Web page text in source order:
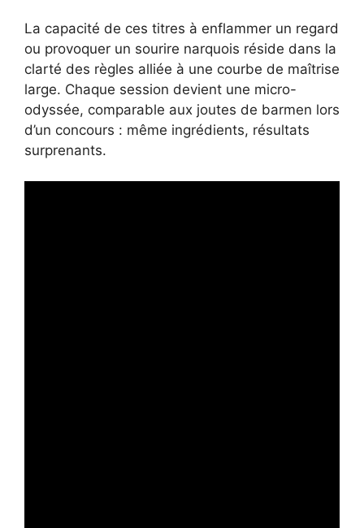
La capacité de ces titres à enflammer un regard
ou provoquer un sourire narquois réside dans la
clarté des règles alliée à une courbe de maîtrise
large. Chaque session devient une micro-
odyssée, comparable aux joutes de barmen lors
d’un concours : même ingrédients, résultats
surprenants.